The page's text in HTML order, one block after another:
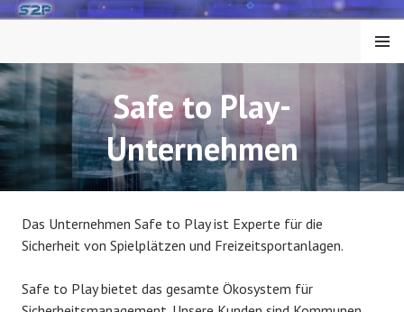
Springe
MENÜ
Safe to Play-
Unternehmen
Das Unternehmen Safe to Play ist Experte für die
Sicherheit von Spielplätzen und Freizeitsportanlagen.
Safe to Play bietet das gesamte Ökosystem für